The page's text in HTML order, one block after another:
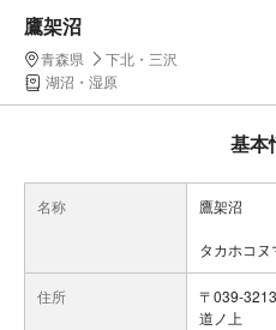
鷹架沼
青森県
下北・三沢
湖沼・湿原
基本
名称 鷹架沼
タカホコヌ
住所
〒039-
道ノ上